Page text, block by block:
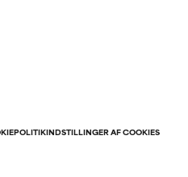
INDSTILLINGER AF COOKIES